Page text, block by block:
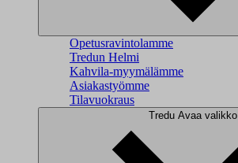
Opetusravintolamme
Tredun Helmi
Kahvila-myymälämme
Asiakastyömme
Tilavuokraus
Tredu Avaa valikko